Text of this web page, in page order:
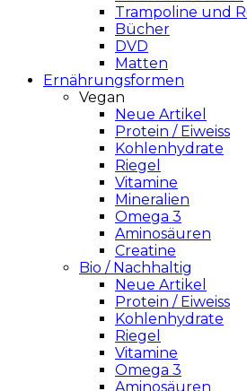
Trampoline und
Bücher
DVD
Matten
Ernährungsformen
Vegan
Neue Artikel
Protein / Eiweiss
Kohlenhydrate
Riegel
Vitamine
Mineralien
Omega 3
Aminosäuren
Creatine
Bio / Nachhaltig
Neue Artikel
Protein / Eiweiss
Kohlenhydrate
Riegel
Vitamine
Omega 3
Aminosäuren